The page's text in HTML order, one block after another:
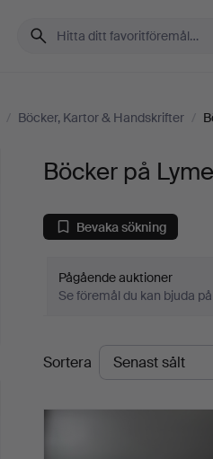
/ Böcker, Kartor & Handskrifter /
Böcker på
Bevaka sökning
Pågående auktioner
Se föremål du kan bjuda på
Slutpriser
Sortera